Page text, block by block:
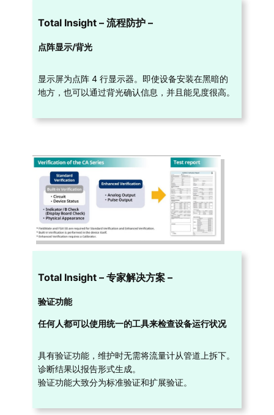
Total Insight – 流程防护 –
点阵显示/背光
显示屏为点阵 4 行显示器。即使设备安装在黑暗的
地方，也可以通过背光确认信息，并且能见度很高。
Total Insight – 专家解决方案 –
验证功能
任何人都可以使用统一的工具来检查设备运行状况
具有验证功能，维护时无需将流量计从管道上拆下。
诊断结果以报告形式生成。
验证功能大致分为标准验证和扩展验证。